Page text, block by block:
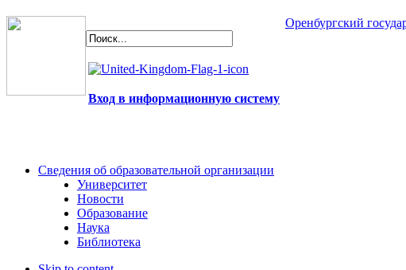
Оренбургский
Вход в информационную систему
Сведения об образовательной организации
Университет
Новости
Образование
Наука
Библиотека